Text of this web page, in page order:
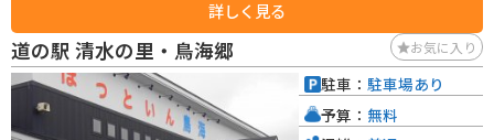
詳しく見る
道の駅 清水の里・鳥海郷 お気に入り
駐車： 駐車場あり
予算： 無料